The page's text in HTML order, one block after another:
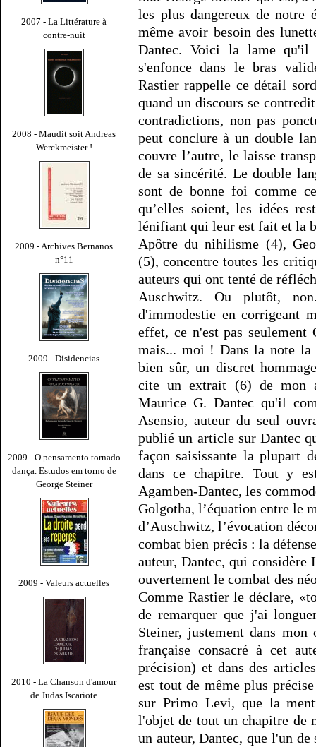
2007 - La Littérature à
contre-nuit
2008 - Maudit soit Andreas
Werckmeister !
2009 - Archives Bernanos
n°11
2009 - Disidencias
2009 - O pensamento tornado
dança. Estudos em torno de
George Steiner
2009 - Valeurs actuelles
2010 - La Chanson d'amour
de Judas Iscariote
les plus dangereux de notre
même avoir besoin des
Dantec. Voici la lame qu'il
s'enfonce dans le bras
Rastier rappelle ce détail
quand un discours se
contradictions, non pas
peut conclure à un double
couvre l’autre, le laisse
de sa sincérité. Le double
sont de bonne foi comme
qu’elles soient, les idées
lénifiant qui leur est fait et la
Apôtre du nihilisme (4),
(5), concentre toutes les
auteurs qui ont tenté de
Auschwitz. Ou plutôt,
d'immodestie en corrigeant
effet, ce n'est pas seulement
mais... moi ! Dans la note la
bien sûr, un discret
cite un extrait (6) de mon
Maurice G. Dantec qu'il
Asensio, auteur du seul
publié un article sur Dantec
façon saisissante la plupart
dans ce chapitre. Tout y
Agamben-Dantec, les
Golgotha, l’équation entre le
d’Auschwitz, l’évocation
combat bien précis : la
auteur, Dantec, qui considère
ouvertement le combat des
Comme Rastier le déclare,
de remarquer que j'ai
Steiner, justement dans
française consacré à cet
précision) et dans des
est tout de même plus
sur Primo Levi, que la
l'objet de tout un chapitre de
un auteur, Dantec, que l'un